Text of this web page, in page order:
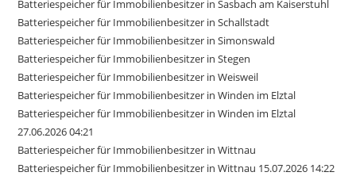
Batteriespeicher für Immobilienbesitzer in Sasbach am Kaiserstuhl
Batteriespeicher für Immobilienbesitzer in Schallstadt
Batteriespeicher für Immobilienbesitzer in Simonswald
Batteriespeicher für Immobilienbesitzer in Stegen
Batteriespeicher für Immobilienbesitzer in Weisweil
Batteriespeicher für Immobilienbesitzer in Winden im Elztal
Batteriespeicher für Immobilienbesitzer in Winden im Elztal
27.06.2026 04:21
Batteriespeicher für Immobilienbesitzer in Wittnau
Batteriespeicher für Immobilienbesitzer in Wittnau 15.07.2026 14:22